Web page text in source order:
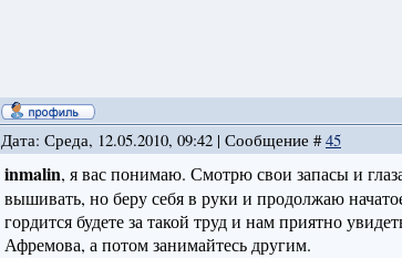
Дата: Среда, 12.05.2010, 09:42 | Сообщение #45
inmalin, я вас понимаю. Смотрю свои запасы и
вышивать, но беру себя в руки и продолжаю
гордится будете за такой труд и нам приятно
Афремова, а потом занимайтесь другим.